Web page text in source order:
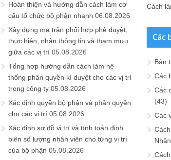
Hoàn thiện và hướng dẫn cách làm cơ
cấu tổ chức bộ phận nhanh 06.08.2026
Xây dựng ma trận phối hợp phê duyệt,
thực hiện, nhận thông tin và tham mưu
giữa các vị trí 05.08.2026
Tổng hợp hướng dẫn cách làm hệ
thống phân quyền kí duyệt cho các vị trí
trong công ty 05.08.2026
Xác định quyền bộ phận và phân quyền
cho các vị trí 05.08.2026
Xác định sơ đồ vị trí và tính toán định
biên số lượng nhân viên cho từng vị trí
của bộ phận 05.08.2026
Cách
Các
Bản
Các
Các
(43)
Các